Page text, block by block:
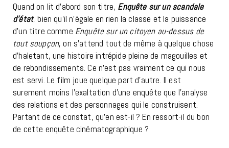
Quand on lit d’abord son titre, Enquête sur un scandale
d’état, bien qu’il n’égale en rien la classe et la puissance
d’un titre comme Enquête sur un citoyen au-dessus de
tout soupçon, on s’attend tout de même à quelque chose
d’haletant, une histoire intrépide pleine de magouilles et
de rebondissements. Ce n’est pas vraiment ce qui nous
est servi. Le film joue quelque part d’autre. Il est
surement moins l’exaltation d’une enquête que l’analyse
des relations et des personnages qui le construisent.
Partant de ce constat, qu’en est-il ? En ressort-il du bon
de cette enquête cinématographique ?